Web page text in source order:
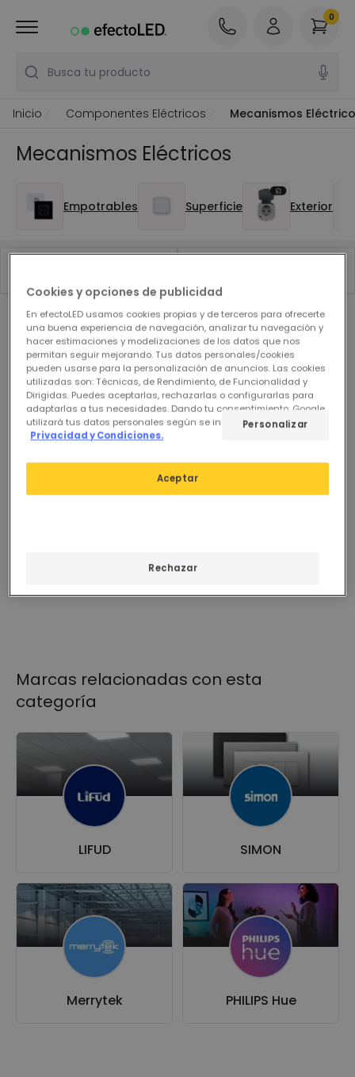
Busca tu producto
0
Inicio Componentes Eléctricos Mecanismos
Mecanismos Eléctricos
Empotrables Superficie Exterior
Nuestros productos destacados deMecanismos
Eléctricos
Ver Anteriores
0 resultados para tu búsqueda
Comprueba que todas las palabras están escritas
Utiliza otras palabras similares o más generales.
Ver más
Marcas relacionadas con esta
categoría
LIFUD SIMON
Merrytek PHILIPS Hue
Cookies y opciones de publicidad
En efectoLED usamos cookies propias y de terceros para ofrecerte
una buena experiencia de navegación, analizar tu navegación y
hacer estimaciones y modelizaciones de los datos que nos
permitan seguir mejorando. Tus datos personales/cookies
pueden usarse para la personalización de anuncios. Las cookies
utilizadas son: Técnicas, de Rendimiento, de Funcionalidad y
Dirigidas. Puedes aceptarlas, rechazarlas o configurarlas para
adaptarlas a tus necesidades. Dando tu consentimiento, Google
utilizará tus datos personales según se indica en su sitio de
Privacidad y Condiciones.
Rechazar
Aceptar
Personalizar